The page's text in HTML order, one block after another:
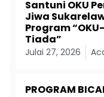
Santuni OKU
Jiwa
Program
Tiada”
Julai 27, 2026
PROGRAM